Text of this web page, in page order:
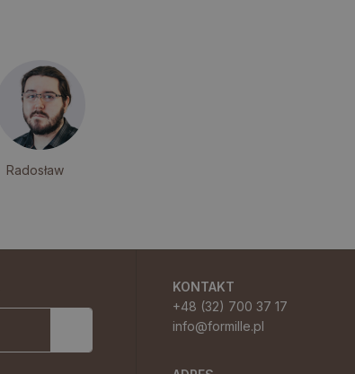
Radosław
KONTAKT
+48 (32) 700 37 17
info@formille.pl